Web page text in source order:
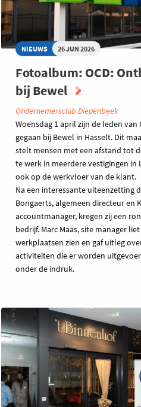
NIEUWS 26 JUN 2026
Fotoalbum: OCD:
bij Bewel
Ondernemersclub Diepenbeek
Woensdag 1 april zijn de leden van
gegaan bij Bewel in Hasselt. Dit
stelt mensen met een afstand tot
te werk in meerdere vestigingen in
ook op de werkvloer van de klant.
Na een interessante uiteenzetting
Bongaerts, algemeen directeur en
accountmanager, kregen zij een
bedrijf. Marc Maas, site manager
werkplaatsen zien en gaf uitleg
activiteiten die er worden
onder de indruk.